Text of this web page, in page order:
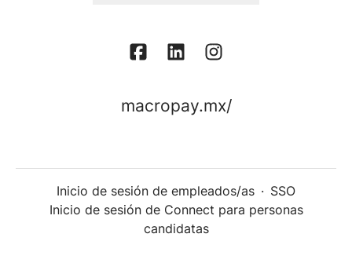
macropay.mx/
Inicio de sesión de empleados/as · SSO
Inicio de sesión de Connect para personas
candidatas